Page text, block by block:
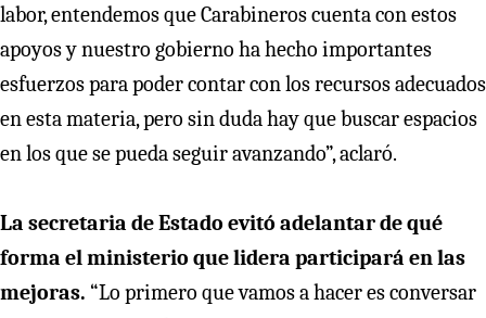
labor, entendemos que Carabineros cuenta con estos
apoyos y nuestro gobierno ha hecho importantes
esfuerzos para poder contar con los recursos adecuados
en esta materia, pero sin duda hay que buscar espacios
en los que se pueda seguir avanzando”, aclaró.
La secretaria de Estado evitó adelantar de qué
forma el ministerio que lidera participará en las
mejoras. “Lo primero que vamos a hacer es conversar